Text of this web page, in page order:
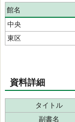
館名
中央
東区
資料詳細
タイトル
副書名